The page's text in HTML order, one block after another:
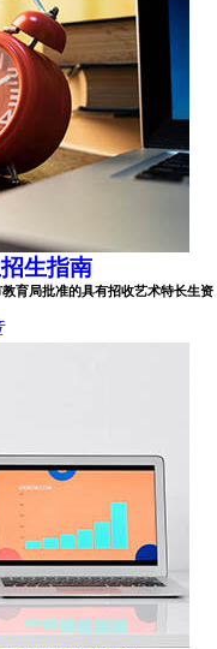
生指南
育局批准的具有招收艺术特长生资